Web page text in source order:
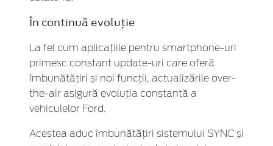
În continuă evoluție
La fel cum aplicațiile pentru smartphone-uri
primesc constant update-uri care oferă
îmbunătățiri și noi funcții, actualizările over-
the-air asigură evoluția constantă a
vehiculelor Ford.
Acestea aduc îmbunătățiri sistemului SYNC și